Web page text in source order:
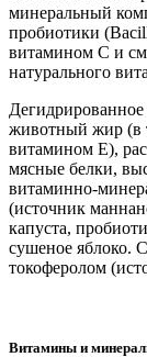
минеральный
пробиотики
витамином С и
натурального
животный жир (в
витамином E),
мясные белки,
витаминно-
(источник
капуста,
сушеное яблоко.
токоферолом
Витамины и